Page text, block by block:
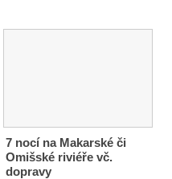
7 nocí na Makarské či
Omišské riviéře vč.
dopravy